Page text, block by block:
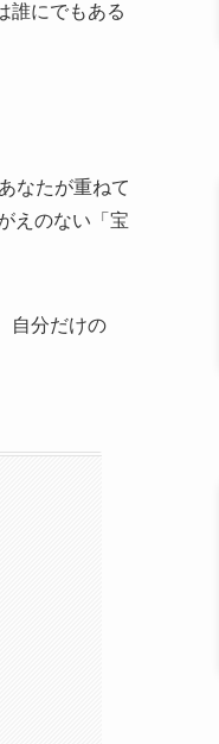
誰にでもある
なたが重ねて
えのない「宝
自分だけの